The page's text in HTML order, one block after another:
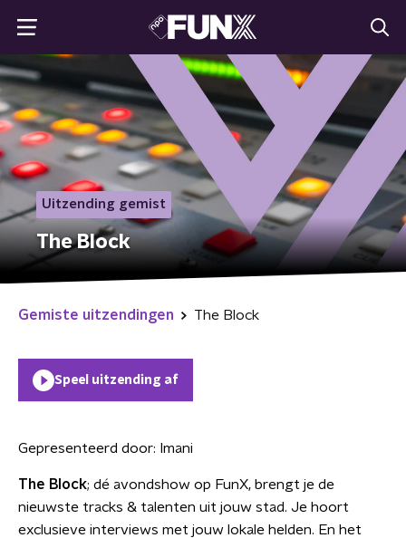
Uitzending gemist
The Block
Gemiste uitzendingen The Block
Speel uitzending af
Gepresenteerd door: Imani
The Block; dé avondshow op FunX, brengt je de
nieuwste tracks & talenten uit jouw stad. Je hoort
exclusieve interviews met jouw lokale helden. En het